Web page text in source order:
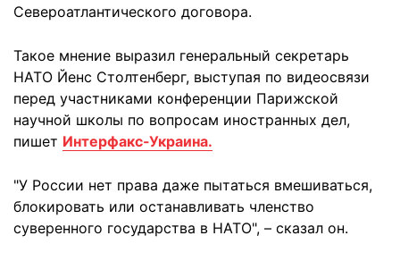
Североатлантического договора.
Такое мнение выразил генеральный секретарь
НАТО Йенс Столтенберг, выступая по видеосвязи
перед участниками конференции Парижской
научной школы по вопросам иностранных дел,
пишет Интерфакс-Украина.
"У России нет права даже пытаться вмешиваться,
блокировать или останавливать членство
суверенного государства в НАТО", – сказал он.